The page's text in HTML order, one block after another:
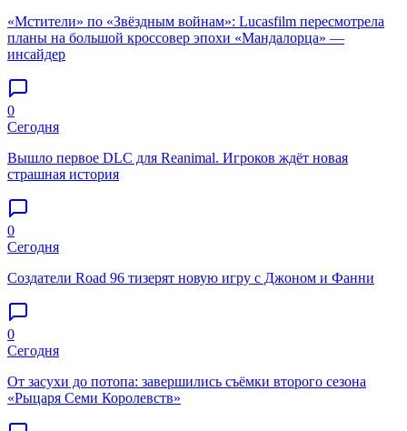
«Мстители» по «Звёздным войнам»: Lucasfilm пересмотрела
планы на большой кроссовер эпохи «Мандалорца» —
инсайдер
0
Сегодня
Вышло первое DLC для Reanimal. Игроков ждёт новая
страшная история
0
Сегодня
Создатели Road 96 тизерят новую игру с Джоном и Фанни
0
Сегодня
От засухи до потопа: завершились съёмки второго сезона
«Рыцаря Семи Королевств»